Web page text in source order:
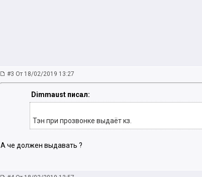
#3 От 18/02/2019 13:27
Dimmaust писал:
Тэн при прозвонке выдаёт кз.
А че должен выдавать ?